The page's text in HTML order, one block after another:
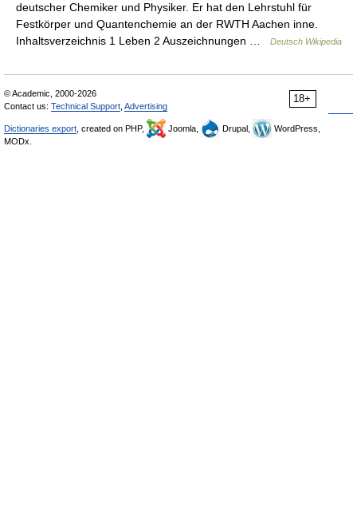
deutscher Chemiker und Physiker. Er hat den Lehrstuhl für
Festkörper und Quantenchemie an der RWTH Aachen inne.
Inhaltsverzeichnis 1 Leben 2 Auszeichnungen …
Deutsch Wikipedia
18+
© Academic, 2000-2026
Contact us: Technical Support Advertising
Dictionaries export , created on PHP, Joomla, Drupal,
WordPress,
MODx.